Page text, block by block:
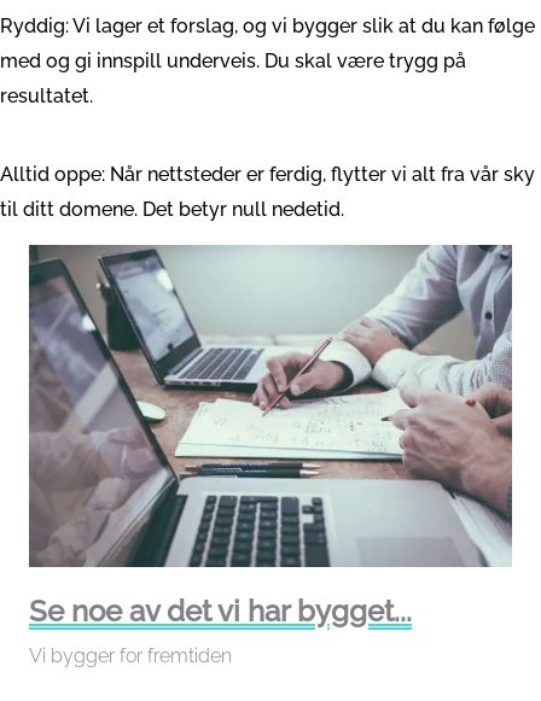
Ryddig: Vi lager et forslag, og vi bygger slik at du kan følge
med og gi innspill underveis. Du skal være trygg på
resultatet.
Alltid oppe: Når nettsteder er ferdig, flytter vi alt fra vår sky
til ditt domene. Det betyr null nedetid.
Se noe av det vi har bygget...
Vi bygger for fremtiden